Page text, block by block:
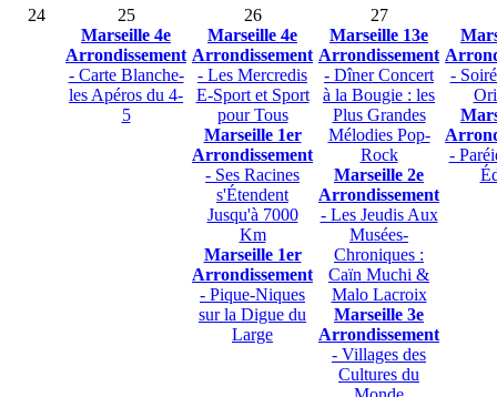
24
25
Marseille 4e
Arrondissement
- Carte Blanche-
les Apéros du 4-
5
26
Marseille 4e
Arrondissement
- Les Mercredis
E-Sport et Sport
pour Tous
Marseille 1er
Arrondissement
- Ses Racines
s'Étendent
Jusqu'à 7000
Km
Marseille 1er
Arrondissement
- Pique-Niques
sur la Digue du
Large
27
Marseille 13e
Arrondissement
- Dîner Concert
à la Bougie : les
Plus Grandes
Mélodies Pop-
Rock
Marseille 2e
Arrondissement
- Les Jeudis Aux
Musées-
Chroniques :
Caïn Muchi &
Malo Lacroix
Marseille 3e
Arrondissement
- Villages des
Cultures du
-
-